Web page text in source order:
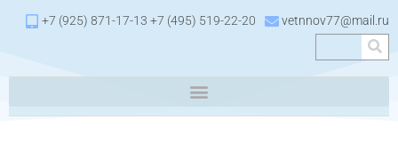
+7 (925) 871-17-13 +7 (495) 519-22-20 vetnnov77@mail.ru